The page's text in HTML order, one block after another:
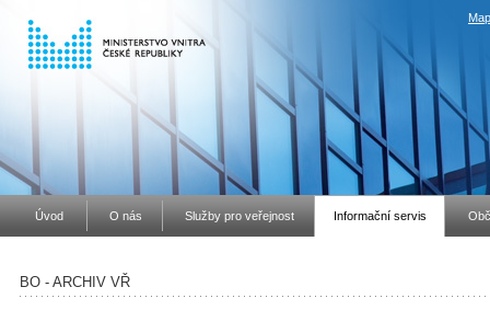
Úvod O nás Služby pro veřejnost Informační servis
BO - ARCHIV VŘ